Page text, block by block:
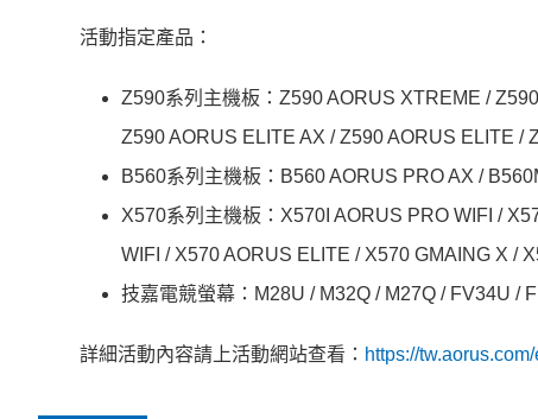
活動指定產品：
Z590系列主機板：Z590 AORUS XTREME /
Z590 AORUS ELITE AX / Z590 AORUS ELITE /
B560系列主機板：B560 AORUS PRO AX /
X570系列主機板：X570I AORUS PRO WIFI /
WIFI / X570 AORUS ELITE / X570 GMAING X /
技嘉電競螢幕：M28U / M32Q / M27Q / FV34U /
詳細活動內容請上活動網站查看： https://